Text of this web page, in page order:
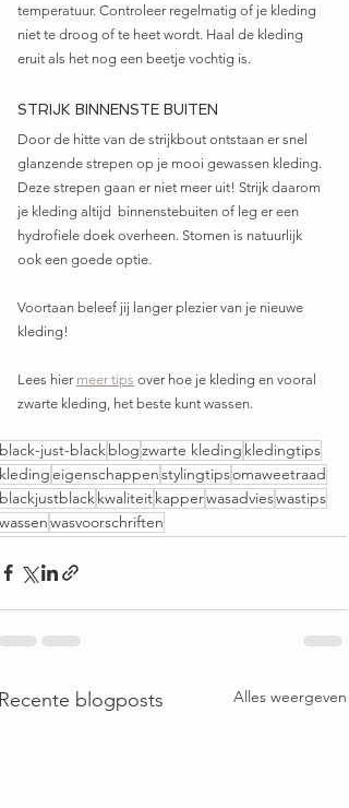
temperatuur. Controleer regelmatig of je kleding
niet te droog of te heet wordt. Haal de kleding
eruit als het nog een beetje vochtig is.
STRIJK BINNENSTE BUITEN
Door de hitte van de strijkbout ontstaan er snel
glanzende strepen op je mooi gewassen kleding.
Deze strepen gaan er niet meer uit! Strijk daarom
je kleding altijd  binnenstebuiten of leg er een
hydrofiele doek overheen. Stomen is natuurlijk
ook een goede optie.
Voortaan beleef jij langer plezier van je nieuwe
kleding!
Lees hier meer tips over hoe je kleding en vooral
zwarte kleding, het beste kunt wassen.
black-just-blackblogzwarte kleding kledingtips
kledingeigenschappenstylingtipsomaweetraad
blackjustblackkwaliteitkapperwasadvieswastips
wassenwasvoorschriften
blogposts Alles weergeven